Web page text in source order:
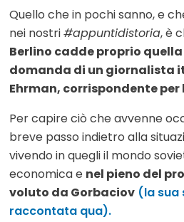
Quello che in pochi sanno, e
nei nostri#appuntidistoria, è
Berlino cadde proprio
domanda di un giornalista
Ehrman, corrispondente per
Per capire ciò che avvenne
breve passo indietro alla
vivendo in quegli il mondo
economica e nel pieno del
voluto da Gorbaciov (la sua
raccontata qua).